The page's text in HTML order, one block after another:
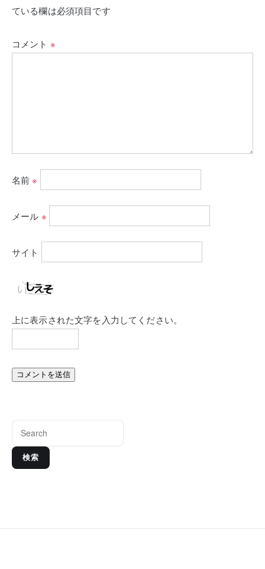
ている欄は必須項目です
コメント ※
名前※
メール ※
サイト
上に表示された文字を入力してください。
検索